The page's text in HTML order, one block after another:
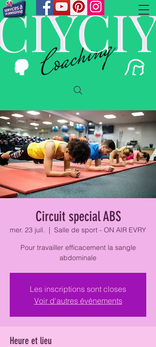
Circuit special ABS
mer. 23 juil.
  |
Salle de sport - ON AIR EVRY
Pour travailler efficacement la sangle
abdominale
Les inscriptions sont closes
Voir d'autres événements
Heure et lieu